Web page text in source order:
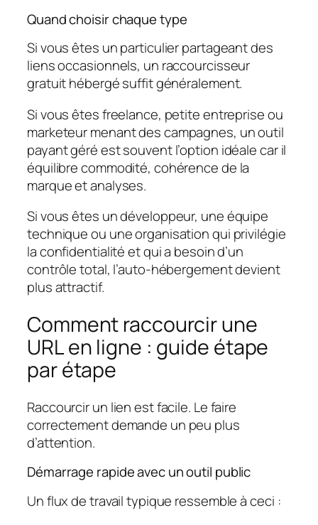
Quand choisir chaque type
Si vous êtes un particulier partageant des
liens occasionnels, un raccourcisseur
gratuit hébergé suffit généralement.
Si vous êtes freelance, petite entreprise ou
marketeur menant des campagnes, un outil
payant géré est souvent l’option idéale car il
équilibre commodité, cohérence de la
marque et analyses.
Si vous êtes un développeur, une équipe
technique ou une organisation qui privilégie
la confidentialité et qui a besoin d’un
contrôle total, l’auto-hébergement devient
plus attractif.
Comment raccourcir une
URL en ligne : guide étape
par étape
Raccourcir un lien est facile. Le faire
correctement demande un peu plus
d’attention.
Démarrage rapide avec un outil public
Un flux de travail typique ressemble à ceci :